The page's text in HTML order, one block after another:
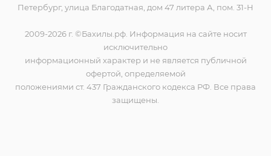
Петербург, улица Благодатная, дом 47 литера А, пом. 31-Н
2009-2026 г. ©Бахилы.рф. Информация на сайте носит
исключительно
информационный характер и не является публичной
офертой, определяемой
положениями ст. 437 Гражданского кодекса РФ. Все права
защищены.